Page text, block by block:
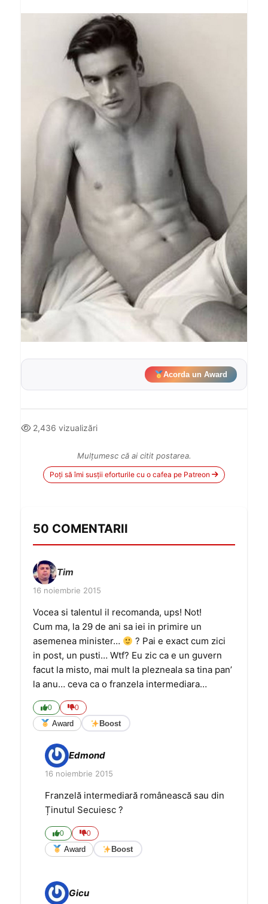
Acorda un Award
2,436 vizualizări
Mulțumesc că ai citit postarea.
Poți să îmi susții eforturile cu o cafea pe Patreon
50 COMENTARII
Tim
16 noiembrie 2015
Vocea si talentul il recomanda, ups! Not!
Cum ma, la 29 de ani sa iei in primire un
asemenea minister…
? Pai e exact cum zici
in post, un pusti… Wtf? Eu zic ca e un guvern
facut la misto, mai mult la plezneala sa tina pan’
la anu… ceva ca o franzela intermediara…
0 0
Award Boost
Edmond
16 noiembrie 2015
Franzelă intermediară românească sau din
Ținutul Secuiesc ?
0 0
Award Boost
Gicu